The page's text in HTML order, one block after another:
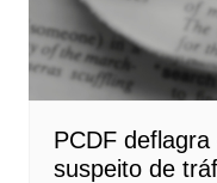
PCDF
suspeito de